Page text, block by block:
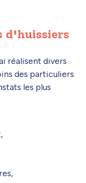
d'huissiers
réalisent divers
des particuliers
les plus